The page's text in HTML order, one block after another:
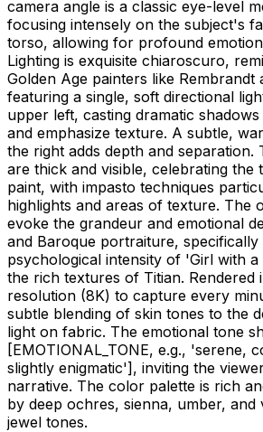
camera angle is a classic eye-level
focusing intensely on the subject's
torso, allowing for profound
Lighting is exquisite chiaroscuro,
Golden Age painters like Rembrandt
featuring a single, soft directional
upper left, casting dramatic
and emphasize texture. A subtle,
the right adds depth and separation.
are thick and visible, celebrating the
paint, with impasto techniques
highlights and areas of texture. The
evoke the grandeur and emotional
and Baroque portraiture,
psychological intensity of 'Girl with
the rich textures of Titian. Rendered
resolution (8K) to capture every
subtle blending of skin tones to the
light on fabric. The emotional tone
[EMOTIONAL_TONE, e.g., 'serene,
slightly enigmatic'], inviting the
narrative. The color palette is rich
by deep ochres, sienna, umber, and
jewel tones.